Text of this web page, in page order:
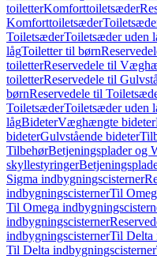
toiletterKomforttoiletsæder
Komforttoiletsæder
ToiletsæderToiletsæder uden
lågToiletter til børn
toiletterReservedele til
toiletterReservedele til
børnReservedele til
ToiletsæderToiletsæder uden
lågBideterVæghængte bideter
bideterGulvstående bideter
TilbehørBetjeningsplader og
skyllestyringer
Sigma indbygningscisterner
indbygningscisternerTil
Til Omega
indbygningscisterner
indbygningscisternerTil Delta
Til Delta indbygningscisterner